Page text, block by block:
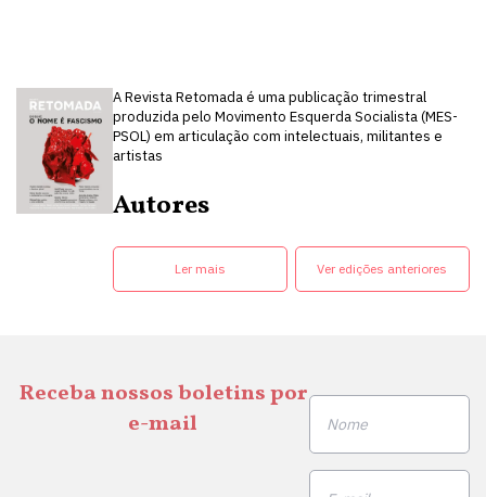
A Revista Retomada é uma publicação trimestral
produzida pelo Movimento Esquerda Socialista (MES-
PSOL) em articulação com intelectuais, militantes e
artistas
Autores
Ler mais Ver edições anteriores
Receba nossos boletins por
e-mail